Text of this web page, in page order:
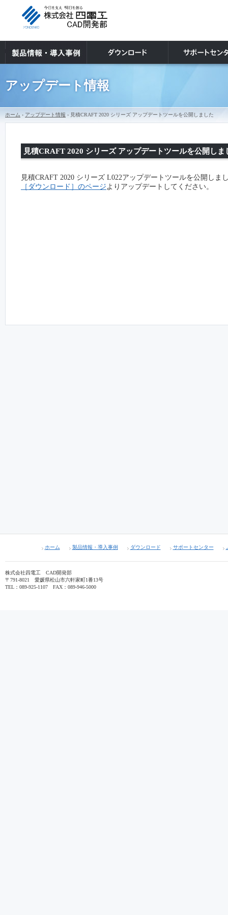
アップデート情報
ホーム › アップデート情報 › 見積CRAFT 2020 シリーズ アップデートツールを公開しました
見積CRAFT 2020 シリーズ アップデートツールを公開しま
見積CRAFT 2020 シリーズ L022アップデートツールを公開しま
［ダウンロード］のページよりアップデートしてください。
ホーム 製品情報・導入事例 ダウンロード サポートセンター
株式会社四電工 CAD開発部
〒791-8021 愛媛県松山市六軒家町1番13号
TEL：089-925-1107 FAX：089-946-5000